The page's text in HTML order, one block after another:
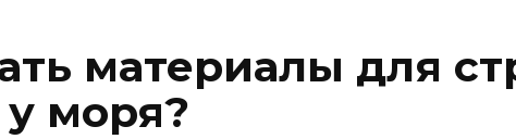
материалы для
моря?